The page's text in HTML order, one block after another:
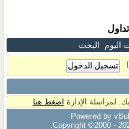
اليوم البحث
لمراسلة الإدارة اضغط هنا
Powered by
Copyright ©2000 -